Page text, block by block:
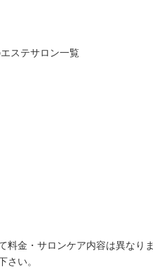
ステサロン一覧
料金・サロンケア内容は異なりま
さい。